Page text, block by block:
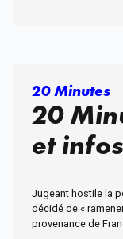
20 Minutes
20
et
Jugeant hostile la
décidé de «
provenance de